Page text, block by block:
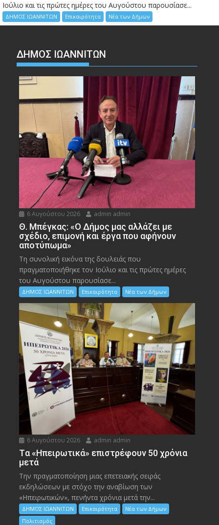
Ιούλιο και τις πρώτες ημέρες του Αυγούστου παρουσίασε...
ΔΗΜΟΣ ΙΩΑΝΝΙΤΩΝ Επικαιρότητα Νέα των Δήμων
ΔΗΜΟΣ ΙΩΑΝΝΙΤΩΝ
6 Αυγούστου 2026 admin admin
Θ. Μπέγκας: «Ο Δήμος μας αλλάζει με
σχέδιο, επιμονή και έργα που αφήνουν
αποτύπωμα»
Τη συνολική εικόνα της δουλειάς που
πραγματοποιήθηκε τον Ιούλιο και τις πρώτες ημέρες
του Αυγούστου παρουσίασε...
ΔΗΜΟΣ ΙΩΑΝΝΙΤΩΝ Επικαιρότητα Νέα των Δήμων
6 Αυγούστου 2026 admin admin
Tα «Ηπειρωτικά» επιστρέφουν 50 χρόνια
μετά
Την πραγματοποίηση μιας επετειακής σειράς
εκδηλώσεων με στόχο την αναβίωση των
«Ηπειρωτικών», πενήντα χρόνια μετά την...
ΔΗΜΟΣ ΙΩΑΝΝΙΤΩΝ Επικαιρότητα
Νέα των Δήμων
Πολιτισμός